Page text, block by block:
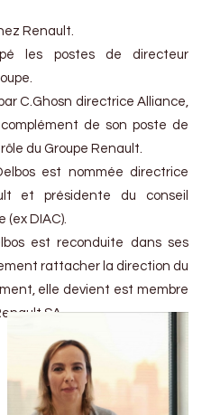
Renault.
les postes de directeur
C.Ghosn directrice Alliance,
de son poste de
du Groupe Renault.
est nommée directrice
et présidente du conseil
(ex DIAC).
est reconduite dans ses
rattacher la direction du
elle devient est membre
SA.